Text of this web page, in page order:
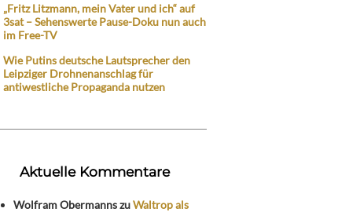
„Fritz Litzmann, mein Vater und ich“ auf
3sat – Sehenswerte Pause-Doku nun auch
im Free-TV
Wie Putins deutsche Lautsprecher den
Leipziger Drohnenanschlag für
antiwestliche Propaganda nutzen
Aktuelle Kommentare
Wolfram ObermannszuWaltrop als